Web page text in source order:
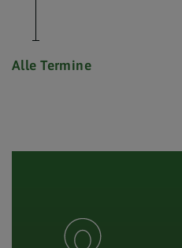
Alle Termine